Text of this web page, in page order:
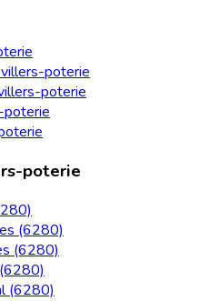
poterie
poterie
poterie
poterie
(6280)
(6280)
(6280)